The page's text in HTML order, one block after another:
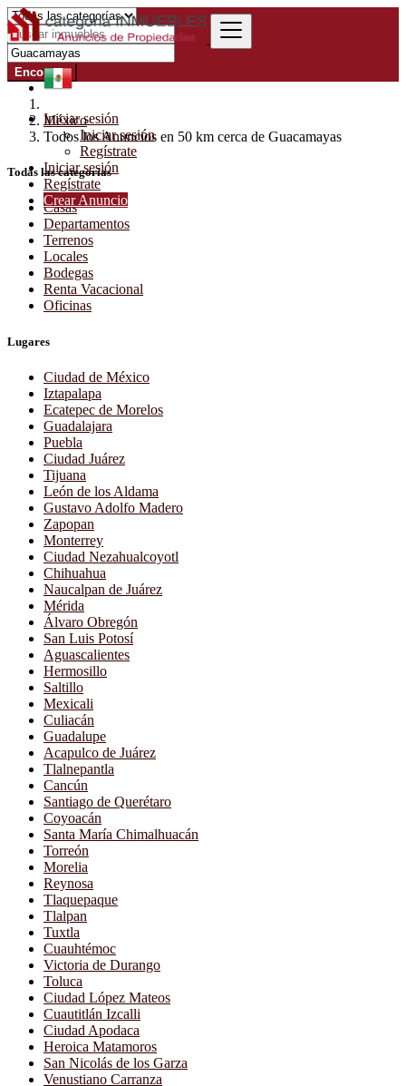
Iniciar sesión
Iniciar sesión
Regístrate
Iniciar sesión
Regístrate
Crear Anuncio
Encontrar
México
Todos los Anuncios en 50 km cerca de Guacamayas
Todas las categorías
Casas
Departamentos
Terrenos
Locales
Bodegas
Renta Vacacional
Oficinas
Lugares
Ciudad de México
Iztapalapa
Ecatepec de Morelos
Guadalajara
Puebla
Ciudad Juárez
Tijuana
León de los Aldama
Gustavo Adolfo Madero
Zapopan
Monterrey
Ciudad Nezahualcoyotl
Chihuahua
Naucalpan de Juárez
Mérida
Álvaro Obregón
San Luis Potosí
Aguascalientes
Hermosillo
Saltillo
Mexicali
Culiacán
Guadalupe
Acapulco de Juárez
Tlalnepantla
Cancún
Santiago de Querétaro
Coyoacán
Santa María Chimalhuacán
Torreón
Morelia
Reynosa
Tlaquepaque
Tlalpan
Tuxtla
Cuauhtémoc
Victoria de Durango
Toluca
Ciudad López Mateos
Cuautitlán Izcalli
Ciudad Apodaca
Heroica Matamoros
San Nicolás de los Garza
Venustiano Carranza